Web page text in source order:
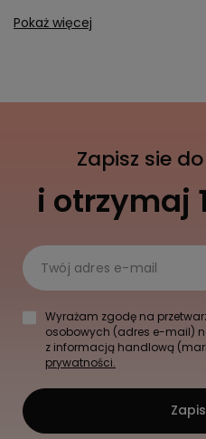
Pokaż więcej
Zapisz sie
i otrzymaj
Twój adres e-mail
Wyrażam zgodę na
osobowych (adres e-mail)
z informacją handlową
prywatności.